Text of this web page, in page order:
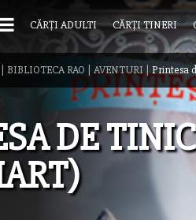
CĂRȚI ADULTI CĂRȚI TINERI
BIBLIOTECA RAO AVENTURI| Printesa
DE